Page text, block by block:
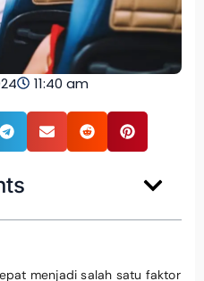
11:40 am
menjadi salah satu faktor